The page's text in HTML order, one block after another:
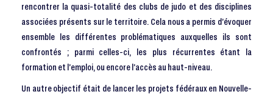
rencontrer la quasi-totalité des clubs de judo et des disciplines
associées présents sur le territoire. Cela nous a permis d’évoquer
ensemble les différentes problématiques auxquelles ils sont
confrontés ; parmi celles-ci, les plus récurrentes étant la
formation et l’emploi, ou encore l’accès au haut-niveau.
Un autre objectif était de lancer les projets fédéraux en Nouvelle-